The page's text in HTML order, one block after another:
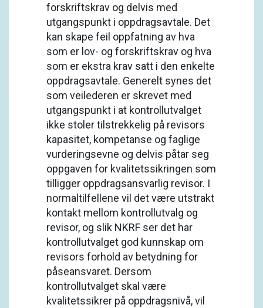
forskriftskrav og delvis med
utgangspunkt i oppdragsavtale. Det
kan skape feil oppfatning av hva
som er lov- og forskriftskrav og hva
som er ekstra krav satt i den enkelte
oppdragsavtale. Generelt synes det
som veilederen er skrevet med
utgangspunkt i at kontrollutvalget
ikke stoler tilstrekkelig på revisors
kapasitet, kompetanse og faglige
vurderingsevne og delvis påtar seg
oppgaven for kvalitetssikringen som
tilligger oppdragsansvarlig revisor. I
normaltilfellene vil det være utstrakt
kontakt mellom kontrollutvalg og
revisor, og slik NKRF ser det har
kontrollutvalget god kunnskap om
revisors forhold av betydning for
påseansvaret. Dersom
kontrollutvalget skal være
kvalitetssikrer på oppdragsnivå, vil